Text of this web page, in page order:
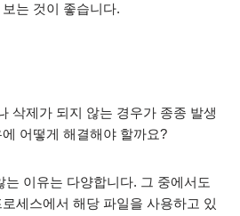
는 것이 좋습니다.
삭제가 되지 않는 경우가 종종 발생
어떻게 해결해야 할까요?
는 이유는 다양합니다. 그 중에서도
세스에서 해당 파일을 사용하고 있